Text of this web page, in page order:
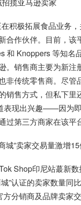
积极拓展食品业务
合作伙伴。目前，该
和 Knoppers 等知名
。销售商主要为新注
非传统零售商。尽管
销售方式，但私下里
表现出兴趣——因为
过第三方商家在该平
城”卖家交易量激增
Shop印尼站蕞新
”认证的卖家数量同
方分销商及品牌卖家